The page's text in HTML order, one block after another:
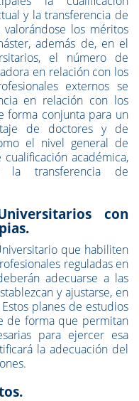
y la transferencia de
los méritos
además de, en el
el número de
en relación con los
externos se
en relación con los
forma conjunta para un
de doctores y de
el nivel general de
académica,
la transferencia de
con
que habiliten
reguladas en
adecuarse a las
y ajustarse, en
planes de estudios
de forma que permitan
para ejercer esa
la adecuación del